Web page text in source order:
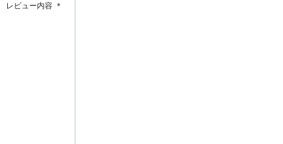
レビュー内容 ＊